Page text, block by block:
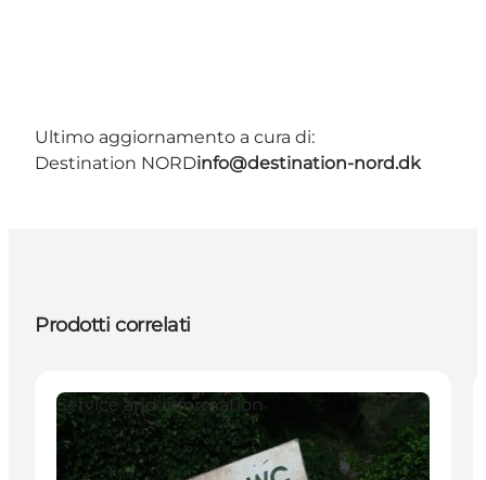
Ultimo aggiornamento a cura di:
Destination NORDinfo@destination-nord.dk
Prodotti correlati
Service and information